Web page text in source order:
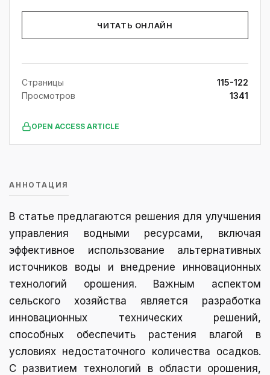
ЧИТАТЬ ОНЛАЙН
Страницы
115-122
Просмотров
1341
OPEN ACCESS ARTICLE
АННОТАЦИЯ
В статье предлагаются решения для улучшения
управления водными ресурсами, включая
эффективное использование альтернативных
источников воды и внедрение инновационных
технологий орошения. Важным аспектом
сельского хозяйства является разработка
инновационных технических решений,
способных обеспечить растения влагой в
условиях недостаточного количества осадков.
С развитием технологий в области орошения,